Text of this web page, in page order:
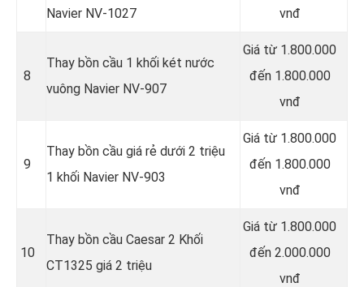
Navier NV-1027
vnđ
8
Thay bồn cầu 1 khối két nước
vuông Navier NV-907
Giá từ 1.800.000
đến 1.800.000
vnđ
9
Thay bồn cầu giá rẻ dưới 2 triệu
1 khối Navier NV-903
Giá từ 1.800.000
đến 1.800.000
vnđ
10
Thay bồn cầu Caesar 2 Khối
CT1325 giá 2 triệu
Giá từ 1.800.000
đến 2.000.000
vnđ